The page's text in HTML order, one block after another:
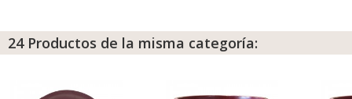
24 Productos de la misma categoría: